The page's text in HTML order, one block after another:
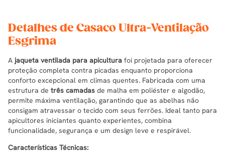
Detalhes de Casaco Ultra-Ventilação
Esgrima
A jaqueta ventilada para apicultura foi projetada para oferecer
proteção completa contra picadas enquanto proporciona
conforto excepcional em climas quentes. Fabricada com uma
estrutura de três camadas de malha em poliéster e algodão,
permite máxima ventilação, garantindo que as abelhas não
consigam atravessar o tecido com seus ferrões. Ideal tanto para
apicultores iniciantes quanto experientes, combina
funcionalidade, segurança e um design leve e respirável.
Características Técnicas: